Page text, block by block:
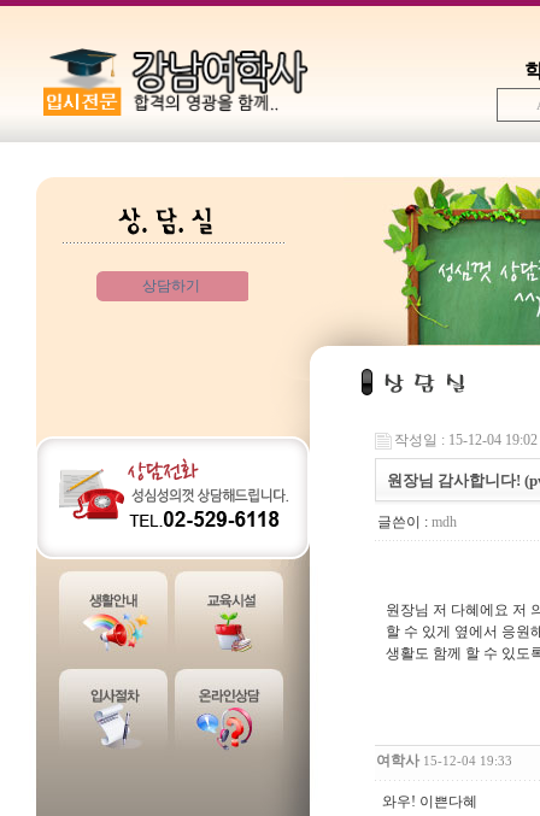
상담하기
작성일 : 15-12-04 19:02
원장님 감사합니다!
글쓴이 :mdh
원장님 저 다혜에요 저
할 수 있게 옆에서 응원
생활도 함께 할 수 있도
여학사 15-12-04 19:33
와우! 이쁜다혜